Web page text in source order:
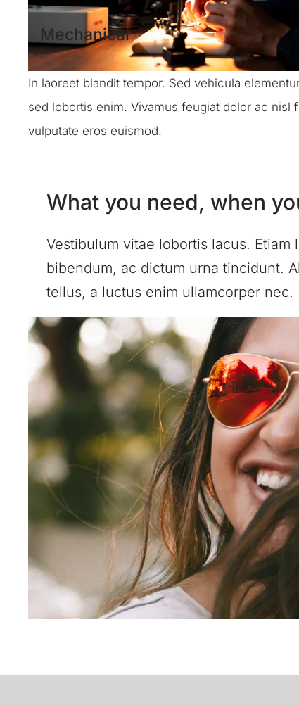
Mechanical
In laoreet blandit tempor. Sed vehicula
sed lobortis enim. Vivamus feugiat dolor ac nisl
vulputate eros euismod.
What you need, when
Vestibulum vitae lobortis lacus. Etiam
bibendum, ac dictum urna tincidunt.
tellus, a luctus enim ullamcorper nec.